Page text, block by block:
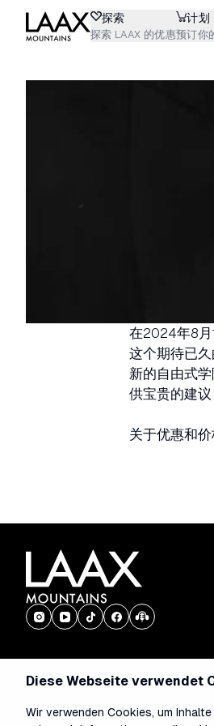
Diese Webseite verwendet
Wir verwenden Cookies, um
探索
探索 LAAX 的优惠
计划
预订你
在2024年8月
这个期待已久
新的自由式
供宝贵的建
关于优惠和